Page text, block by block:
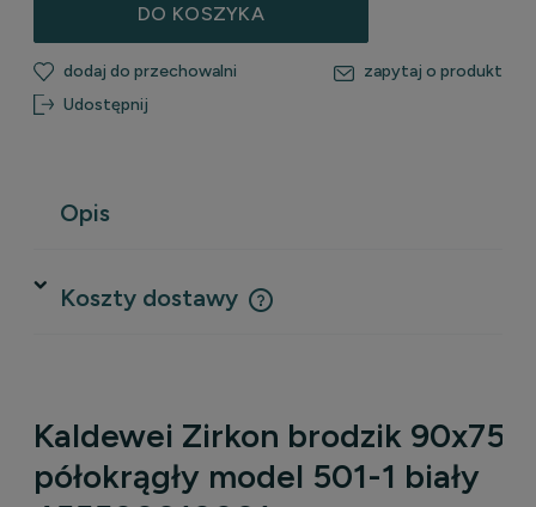
DO KOSZYKA
dodaj do przechowalni
zapytaj o produkt
Udostępnij
Opis
Koszty dostawy
Cena nie zawiera ewentualnych kosztów płatności
Kaldewei Zirkon brodzik 90x75
półokrągły model 501-1 biały